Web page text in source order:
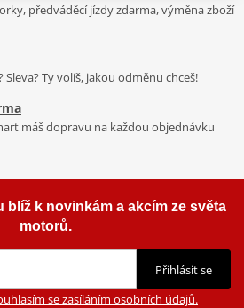
předváděcí jízdy zdarma, výměna zboží
Sleva? Ty volíš, jakou odměnu chceš!
máš dopravu na každou objednávku
blíž k novinkám a akcím ze světa
motorů.
Přihlásit se
se zasíláním osobních údajů.